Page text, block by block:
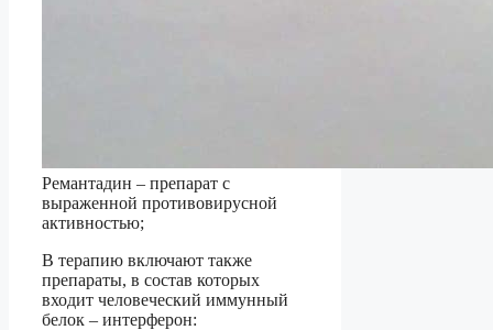
Ремантадин – препарат с
выраженной противовирусной
активностью;
В терапию включают также
препараты, в состав которых
входит человеческий иммунный
белок – интерферон: